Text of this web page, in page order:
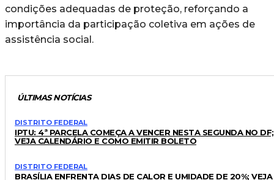
condições adequadas de proteção, reforçando a
importância da participação coletiva em ações de
assistência social.
ÚLTIMAS NOTÍCIAS
DISTRITO FEDERAL
IPTU: 4ª PARCELA COMEÇA A VENCER NESTA SEGUNDA NO DF;
VEJA CALENDÁRIO E COMO EMITIR BOLETO
DISTRITO FEDERAL
BRASÍLIA ENFRENTA DIAS DE CALOR E UMIDADE DE 20%; VEJA